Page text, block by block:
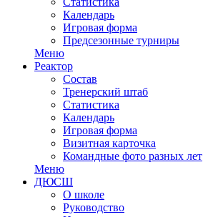
Календарь
Игровая форма
Предсезонные турниры
Меню
Реактор
Состав
Тренерский штаб
Статистика
Календарь
Игровая форма
Визитная карточка
Командные фото разных лет
Меню
ДЮСШ
О школе
Руководство